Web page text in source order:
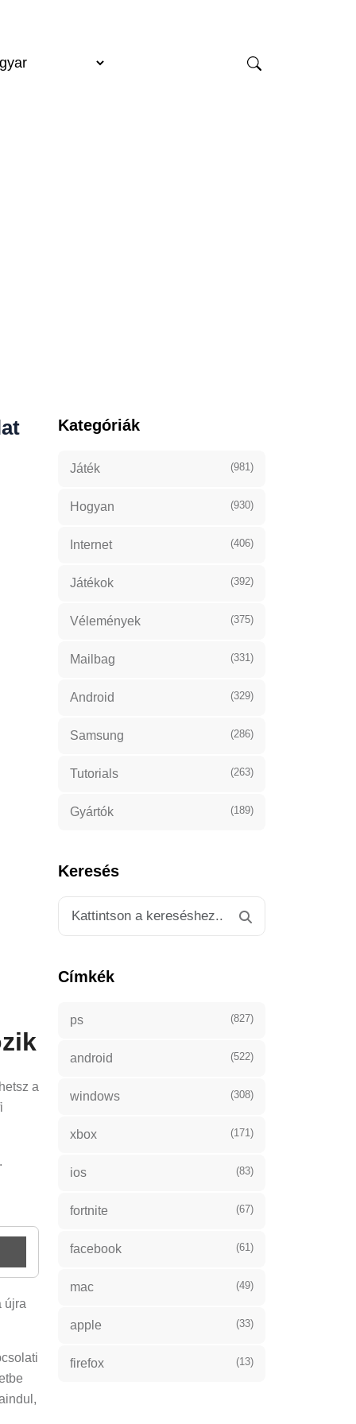
a
újra
Kategóriák
Játék (981)
Hogyan (930)
Internet (406)
Játékok (392)
Vélemények (375)
Mailbag (331)
Android (329)
Samsung (286)
Tutorials (263)
Gyártók (189)
Keresés
Címkék
ps (827)
android (522)
windows (308)
xbox (171)
ios (83)
fortnite (67)
facebook (61)
mac (49)
apple (33)
firefox (13)